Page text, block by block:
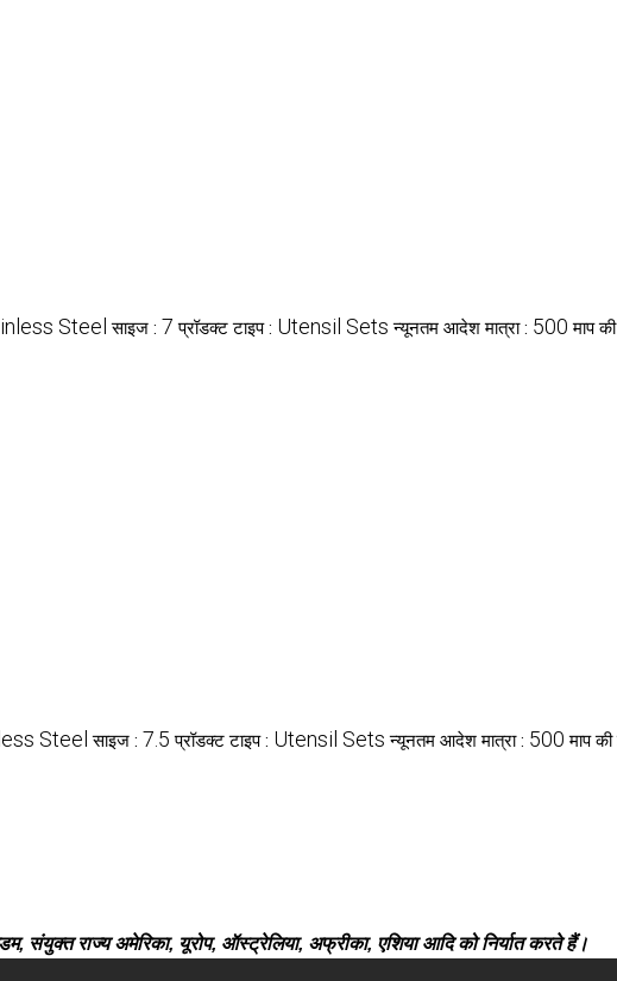
Steel साइज : 7 प्रॉडक्ट टाइप : Utensil Sets न्यूनतम आदेश मात्रा : 500 माप
Steel साइज : 7.5 प्रॉडक्ट टाइप : Utensil Sets न्यूनतम आदेश मात्रा : 500 माप
संयुक्त राज्य अमेरिका, यूरोप, ऑस्ट्रेलिया, अफ्रीका, एशिया आदि को निर्यात करते हैं।